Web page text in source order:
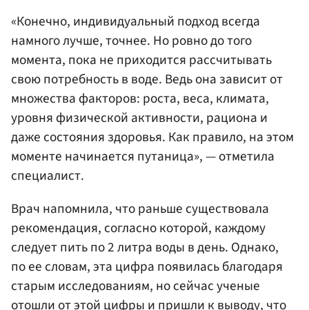
«Конечно, индивидуальный подход всегда
намного лучше, точнее. Но ровно до того
момента, пока не приходится рассчитывать
свою потребность в воде. Ведь она зависит от
множества факторов: роста, веса, климата,
уровня физической активности, рациона и
даже состояния здоровья. Как правило, на этом
моменте начинается путаница», — отметила
специалист.
Врач напомнила, что раньше существовала
рекомендация, согласно которой, каждому
следует пить по 2 литра воды в день. Однако,
по ее словам, эта цифра появилась благодаря
старым исследованиям, но сейчас ученые
отошли от этой цифры и пришли к выводу, что